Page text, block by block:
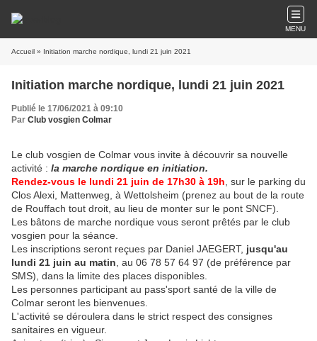
MENU
Accueil » Initiation marche nordique, lundi 21 juin 2021
Initiation marche nordique, lundi 21 juin 2021
Publié le 17/06/2021 à 09:10
Par Club vosgien Colmar
Le club vosgien de Colmar vous invite à découvrir sa nouvelle
activité : la marche nordique en initiation.
Rendez-vous le lundi 21 juin de 17h30 à 19h , sur le parking du
Clos Alexi, Mattenweg, à Wettolsheim (prenez au bout de la route
de Rouffach tout droit, au lieu de monter sur le pont SNCF).
Les bâtons de marche nordique vous seront prêtés par le club
vosgien pour la séance.
Les inscriptions seront reçues par Daniel JAEGERT, jusqu'au
lundi 21 juin au matin , au 06 78 57 64 97 (de préférence par
SMS), dans la limite des places disponibles.
Les personnes participant au pass'sport santé de la ville de
Colmar seront les bienvenues.
L'activité se déroulera dans le strict respect des consignes
sanitaires en vigueur.